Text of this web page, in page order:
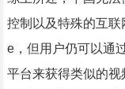
控制以及特殊的互
e，但用户仍可以通
平台来获得类似的